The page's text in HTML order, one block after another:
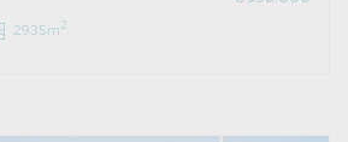
2935m2